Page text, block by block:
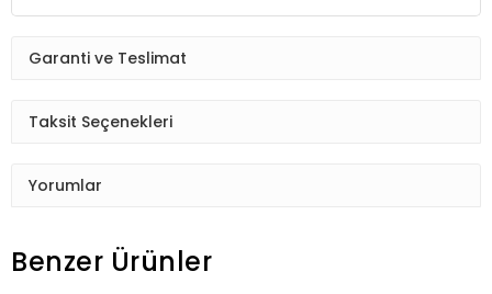
Garanti ve Teslimat
Taksit Seçenekleri
Yorumlar
Benzer Ürünler